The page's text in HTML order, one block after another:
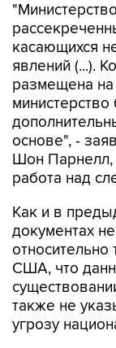
касающихся
явлений (...).
размещена на
министерство
основе", -
Шон Парнелл,
работа над
Как и в
документах
относительно
США, что
также не
угрозу